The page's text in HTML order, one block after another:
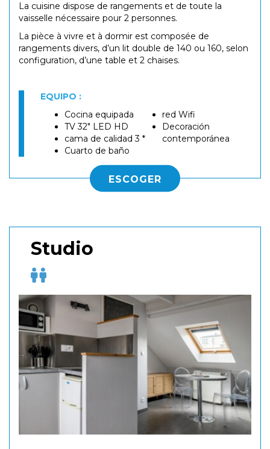
La cuisine dispose de rangements et de toute la
vaisselle nécessaire pour 2 personnes.
La pièce à vivre et à dormir est composée de
rangements divers, d’un lit double de 140 ou 160, selon
configuration, d’une table et 2 chaises.
EQUIPO :
Cocina equipada
TV 32" LED HD
cama de calidad 3 *
Cuarto de baño
red Wifi
Decoración
contemporánea
ESCOGER
Studio